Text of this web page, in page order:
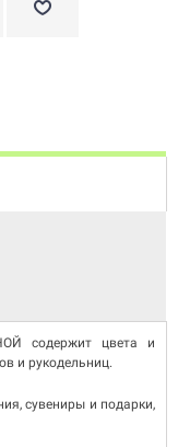
содержит цвета и
и рукодельниц.
сувениры и подарки,